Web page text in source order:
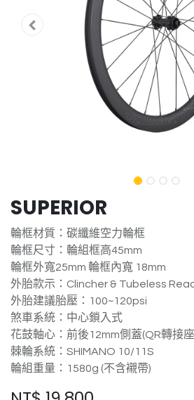
SUPERIOR
輪框材質：碳纖維空力輪框
輪框尺寸：輪組框高45mm
輪框外寬25mm 輪框內寬 18mm
外胎款示：Clincher & Tubeless
外胎建議胎壓：100~120psi
煞車系統：中心鎖入式
花鼓軸心：前後12mm側蓋(QR轉接
棘輪系統：SHIMANO 10/11S
輪組重量：1580g (不含襯帶)